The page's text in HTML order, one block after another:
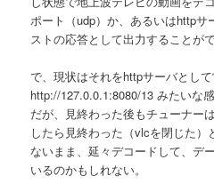
ポート（udp）か、あるいはhttp
ストの応答として出力することがで
で、現状はそれをhttpサーバとし
http://127.0.0.1:8080/13 みたいな
だが、見終わった後もチューナー
したら見終わった（vlcを閉じた）
ないまま、延々デコードして、デ
いるのかもしれない。